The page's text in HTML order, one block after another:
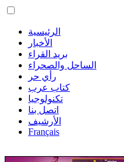
الرئيسية
الأخبار
بريد القراء
الساحل والصحراء
رأي حر
كتاب عرب
تكنولوجيا
اتصل بنا
الأرشيف
Français